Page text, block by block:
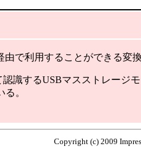
で利用することができる変
識するUSBマスストレージ
。
Copyright (c) 2009